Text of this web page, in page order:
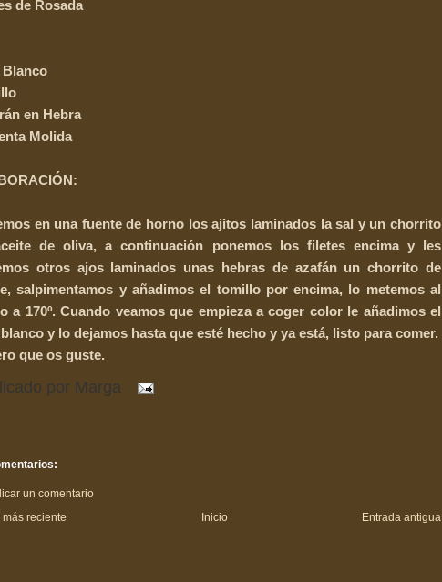
de Rosada
en Hebra
Molida
en una fuente de horno los ajitos laminados la sal y un chorrito
de oliva, a continuación ponemos los filetes encima y les
otros ajos laminados unas hebras de azafán un chorrito de
salpimentamos y añadimos el tomillo por encima, lo metemos al
a 170º. Cuando veamos que empieza a coger color le añadimos el
y lo dejamos hasta que esté hecho y ya está, listo para comer.
que os guste.
por Marga
un comentario
más reciente
Entrada antigua
Inicio